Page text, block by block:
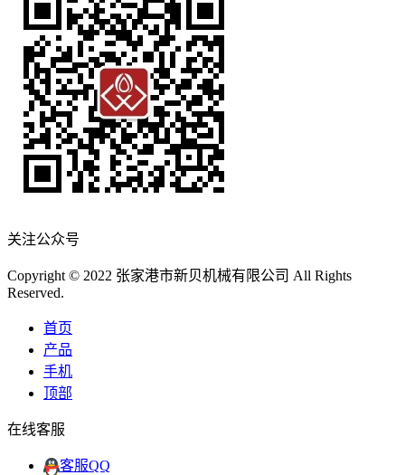
关注公众号
Copyright © 2022 张家港市新贝机械有限公司 All Rights
Reserved.
首页
产品
手机
顶部
在线客服
客服QQ